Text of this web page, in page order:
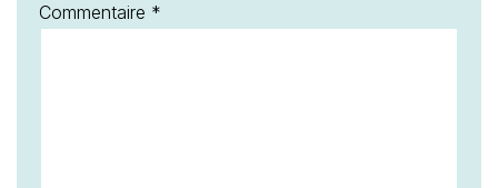
Commentaire *